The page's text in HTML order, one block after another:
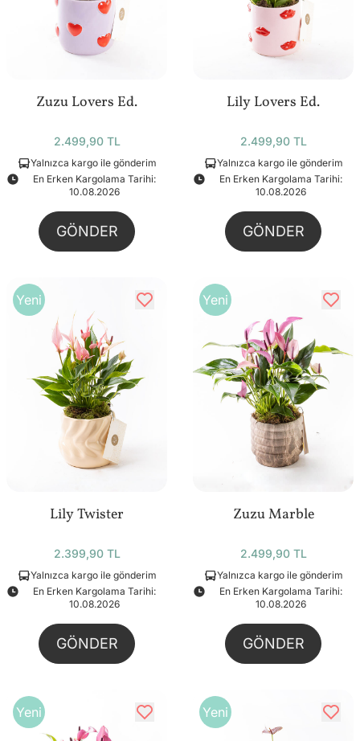
Zuzu Lovers Ed.
2.499,90 TL
Yalnızca kargo ile gönderim
En Erken Kargolama Tarihi:
10.08.2026
GÖNDER
Lily Lovers Ed.
2.499,90 TL
Yalnızca kargo ile gönderim
En Erken Kargolama Tarihi:
10.08.2026
GÖNDER
Yeni
Lily Twister
2.399,90 TL
Yalnızca kargo ile gönderim
En Erken Kargolama Tarihi:
10.08.2026
GÖNDER
Yeni
Zuzu Marble
2.499,90 TL
Yalnızca kargo ile gönderim
En Erken Kargolama Tarihi:
10.08.2026
GÖNDER
Yeni Yeni